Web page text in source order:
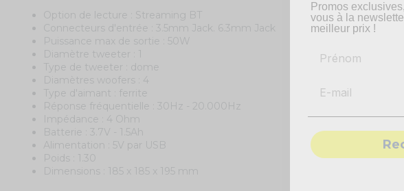
Option de lecture : Streaming BT
Connecteurs d'entrée : 3.5mm Jack. 6.3mm Jack
Puissance max de sortie : 50W
Diamètre tweeter : 1
Type de tweeter : dome
Diamètres woofers : 4
Type d'aimant : ferrite
Réponse fréquentielle : 30Hz - 20.000Hz
Impédance : 4 Ohm
Batterie : 3.7V - 1.5Ah
Alimentation : 5V par USB
Poids : 1.30
Dimensions : 185 x 185 x 195 mm
Promos
vous à la
meilleur prix !
Prénom